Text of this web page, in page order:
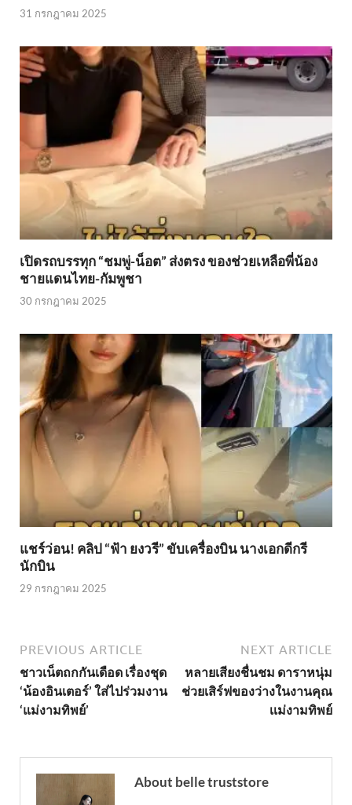
31 กรกฎาคม 2025
เปิดรถบรรทุก “ชมพู่-น็อต” ส่งตรง ของช่วยเหลือพี่น้อง
ชายแดนไทย-กัมพูชา
30 กรกฎาคม 2025
แชร์ว่อน! คลิป “ฟ้า ยงวรี” ขับเครื่องบิน นางเอกดีกรี
นักบิน
29 กรกฎาคม 2025
PREVIOUS ARTICLE
ชาวเน็ตถกกันเดือด เรื่องชุด
‘น้องอินเตอร์’ ใส่ไปร่วมงาน
‘แม่งามทิพย์’
NEXT ARTICLE
หลายเสียงชื่นชม ดาราหนุ่ม
ช่วยเสิร์ฟของว่างในงานคุณ
เเม่งามทิพย์
About belle truststore